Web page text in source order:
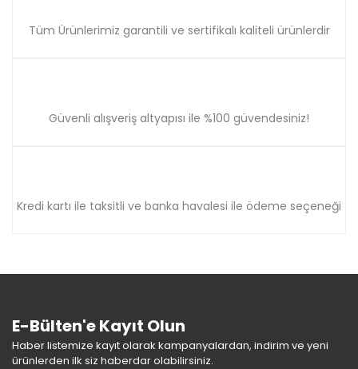
Tüm Ürünlerimiz garantili ve sertifikalı kaliteli ürünlerdir
Güvenli alışveriş altyapısı ile %100 güvendesiniz!
Kredi kartı ile taksitli ve banka havalesi ile ödeme seçeneği
E-Bülten'e Kayıt Olun
Haber listemize kayıt olarak kampanyalardan, indirim ve yeni
ürünlerden ilk siz haberdar olabilirsiniz.